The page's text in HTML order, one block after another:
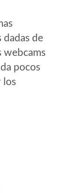
dadas de
webcams
pocos
los